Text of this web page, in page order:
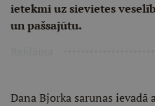
ietekmi uz sievietes
un pašsajūtu.
Dana Bjorka sarunas ievadā